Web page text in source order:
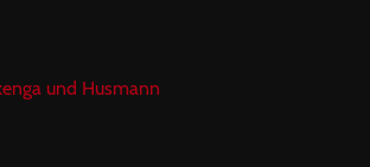
und Husmann